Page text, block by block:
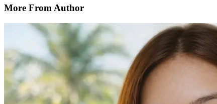
More From Author